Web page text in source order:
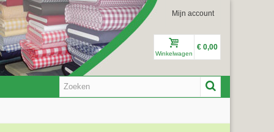
Mijn account
Winkelwagen
€ 0,00